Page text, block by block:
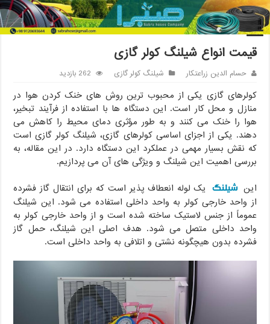
خانه / شیلنگ کولر گازی / قیمت انواع شیلنگ کولر گازی
قیمت انواع شیلنگ کولر گازی
حسام الدین زراعتکار شیلنگ کولر گازی 262 بازدید
کولرهای گازی یکی از محبوب ترین روش های خنک کردن هوا در
منازل و محل کار است. این دستگاه ها با استفاده از فرآیند تبخیر،
هوا را خنک می کنند و به طور مؤثری دمای محیط را کاهش می
دهند. یکی از اجزای اساسی کولرهای گازی، شیلنگ کولر گازی است
که نقش بسیار مهمی در عملکرد این دستگاه دارد. در این مقاله، به
بررسی اهمیت این شیلنگ و ویژگی های آن می پردازیم.
این شیلنگ یک لوله انعطاف پذیر است که برای انتقال گاز فشرده
از واحد خارجی کولر به واحد داخلی استفاده می شود. این شیلنگ
عموماً از جنس لاستیک ساخته شده است و از واحد خارجی کولر به
واحد داخلی متصل می شود. هدف اصلی این شیلنگ، حمل گاز
فشرده بدون هیچگونه نشتی و اتلافی به واحد داخلی است.